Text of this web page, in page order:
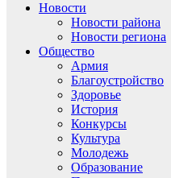
Новости
Новости района
Новости региона
Общество
Армия
Благоустройство
Здоровье
История
Конкурсы
Культура
Молодежь
Образование